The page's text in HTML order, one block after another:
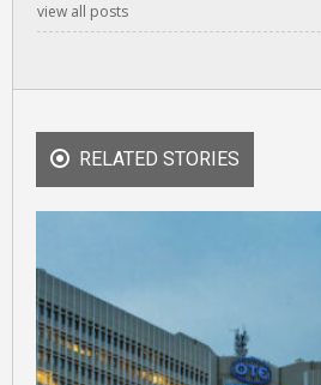
view all posts
RELATED STORIES